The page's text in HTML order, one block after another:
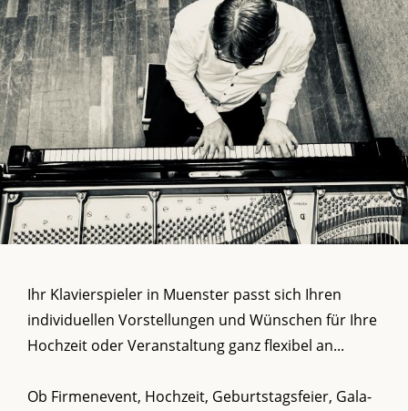
Ihr Klavierspieler in Muenster passt sich Ihren
individuellen Vorstellungen und Wünschen für Ihre
Hochzeit oder Veranstaltung ganz flexibel an...
Ob Firmenevent, Hochzeit, Geburtstagsfeier, Gala-